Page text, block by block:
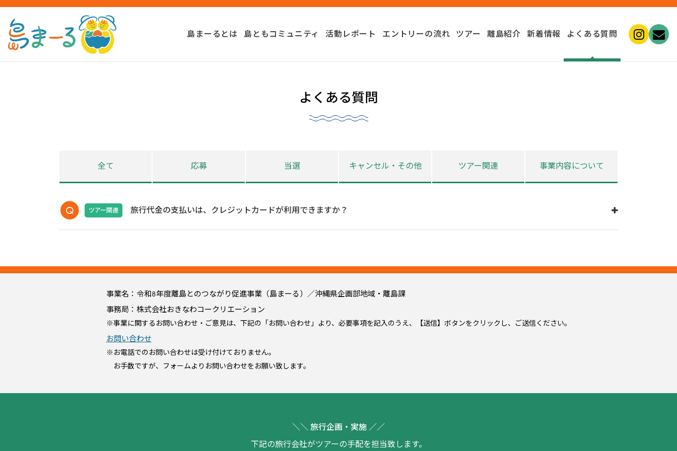
島まーるとは 島ともコミュニティ 活動レポート エントリーの流れ ツアー 離島紹介 新着情報 よくある質問
よくある質問
全て 応募 当選 キャンセル・その他 ツアー関連 事業内容について
ツアー関連 旅行代金の支払いは、クレジットカードが利用できますか？
事業名：令和8年度離島とのつながり促進事業（島まーる）／沖縄県企画部地域・離島課
事務局：株式会社おきなわコークリエーション
※事業に関するお問い合わせ・ご意見は、下記の「お問い合わせ」より、必要事項を記入のうえ、【送信】ボタンをクリックし、ご送信ください。
お問い合わせ
※お電話でのお問い合わせは受け付けておりません。
お手数ですが、フォームよりお問い合わせをお願い致します。
＼＼ 旅行企画・実施 ／／
下記の旅行会社がツアーの手配を担当致します。